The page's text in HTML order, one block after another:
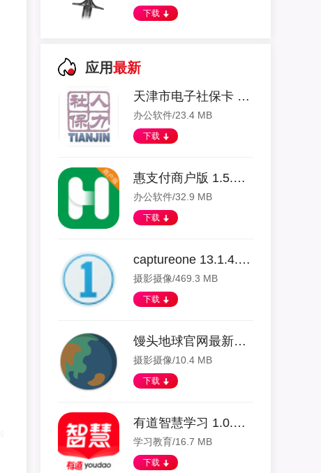
下载
应用最新
天津市电子社保卡 1.0.38 安卓版
办公软件/23.4 MB
下载
惠支付商户版 1.5.2 安卓版
办公软件/32.9 MB
下载
captureone 13.1.4.3 安卓版
摄影摄像/469.3 MB
下载
馒头地球官网最新版 1.12.0 安卓版
摄影摄像/10.4 MB
下载
有道智慧学习 1.0.16 安卓版
学习教育/16.7 MB
下载